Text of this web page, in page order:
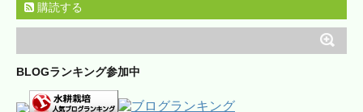
購読する
BLOGランキング参加中